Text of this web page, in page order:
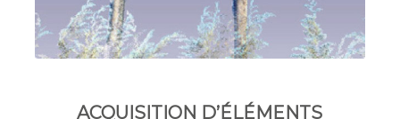
ACQUISITION D’ÉLÉMENTS